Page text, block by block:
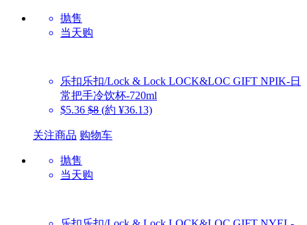
抛售
当天购
乐扣乐扣/Lock & Lock LOCK&LOC GIFT NPIK-日
常把手冷饮杯-720ml
$5.36 $8 (約 ¥36.13)
关注商品 购物车
抛售
当天购